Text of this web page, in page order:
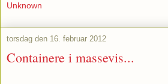
Unknown
torsdag den 16. februar 2012
Containere i massevis...